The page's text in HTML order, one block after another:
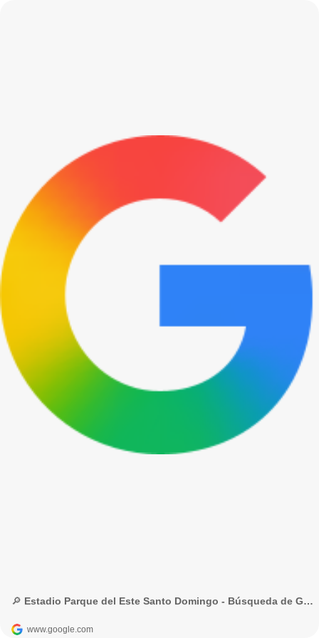
🔎 Estadio Parque del Este Santo Domingo - Búsqueda de Google
www.google.com